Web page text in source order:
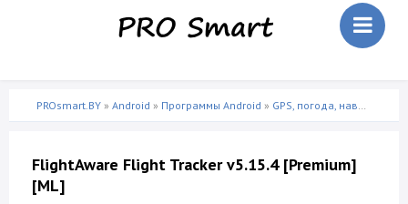
PROsmart.BY » Android » Программы Android » GPS, погода, навигация
FlightAware Flight Tracker v5.15.4 [Premium]
[ML]